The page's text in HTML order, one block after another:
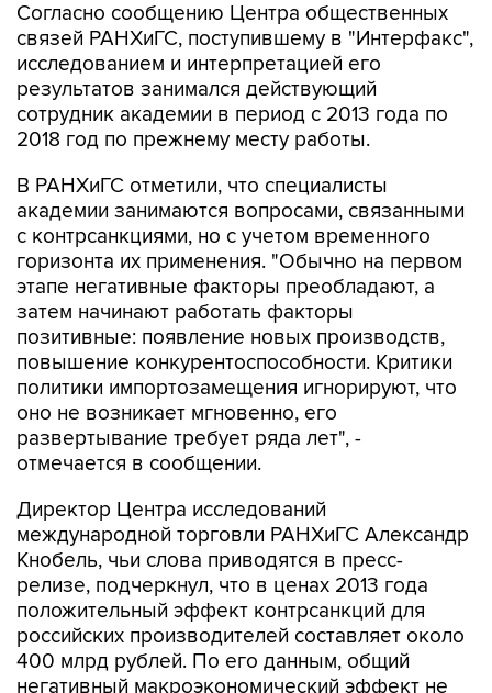
Согласно сообщению Центра общественных
связей РАНХиГС, поступившему в "Интерфакс",
исследованием и интерпретацией его
результатов занимался действующий
сотрудник академии в период с 2013 года по
2018 год по прежнему месту работы.
В РАНХиГС отметили, что специалисты
академии занимаются вопросами, связанными
с контрсанкциями, но с учетом временного
горизонта их применения. "Обычно на первом
этапе негативные факторы преобладают, а
затем начинают работать факторы
позитивные: появление новых производств,
повышение конкурентоспособности. Критики
политики импортозамещения игнорируют, что
оно не возникает мгновенно, его
развертывание требует ряда лет", -
отмечается в сообщении.
Директор Центра исследований
международной торговли РАНХиГС Александр
Кнобель, чьи слова приводятся в пресс-
релизе, подчеркнул, что в ценах 2013 года
положительный эффект контрсанкций для
российских производителей составляет около
400 млрд рублей. По его данным, общий
негативный макроэкономический эффект не